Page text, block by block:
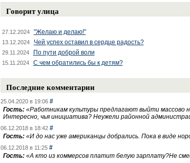
Говорит улица
27.12.2024 "Желаю и делаю!"
13.12.2024 Чей успех оставил в сердце радость?
29.11.2024 По пути доброй воли
15.11.2024 С чем обратились бы к детям?
Последние комментарии
25.04.2020 в 19:06 #
Гость: «Работникам культуры предлагают выйти массово
Интересно, чья инициатива? Неужели районной
06.12.2018 в 18:42 #
Гость: «И до нас уже американцы добрались. Пока в виде
06.12.2018 в 11:25 #
Гость: «А кто из коммерсов платит белую зарплату?Не